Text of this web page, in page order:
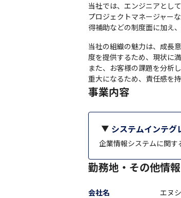
当社では、エンジニアとし
プロジェクトマネージャー
得補助などの制度面に加え
当社の組織の魅力は、成長
度を提供するため、現状に
また、お客様の課題を分析
重大になるため、責任感を
事業内容
システムインテグ
企業情報システムに関す
勤務地・その他情報
会社名 エヌ